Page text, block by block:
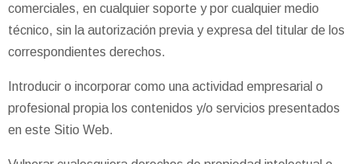
comerciales, en cualquier soporte y por cualquier medio
técnico, sin la autorización previa y expresa del titular de los
correspondientes derechos.
Introducir o incorporar como una actividad empresarial o
profesional propia los contenidos y/o servicios presentados
en este Sitio Web.